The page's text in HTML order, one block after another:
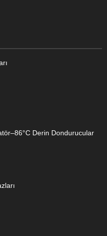
Derin Dondurucular